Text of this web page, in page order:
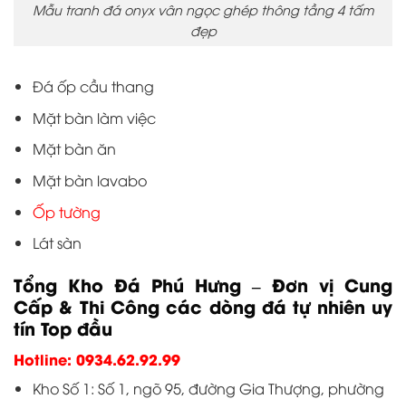
Mẫu tranh đá onyx vân ngọc ghép thông tầng 4 tấm
đẹp
Đá ốp cầu thang
Mặt bàn làm việc
Mặt bàn ăn
Mặt bàn lavabo
Ốp tường
Lát sàn
Tổng Kho Đá Phú Hưng – Đơn vị Cung
Cấp & Thi Công các dòng đá tự nhiên uy
tín Top đầu
Hotline: 0934.62.92.99
Kho Số 1: Số 1, ngõ 95, đường Gia Thượng, phường